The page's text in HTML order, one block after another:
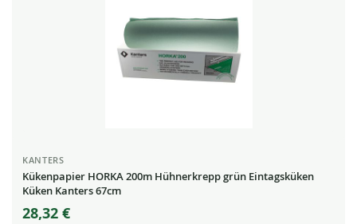
KANTERS
Kükenpapier HORKA 200m Hühnerkrepp grün Eintagsküken
Küken Kanters 67cm
28,32 €